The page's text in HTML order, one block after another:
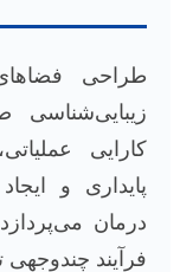
طراحی
زیبایی‌شناسی
کارایی
پایداری و
درمان
فرآیند چندوجهی